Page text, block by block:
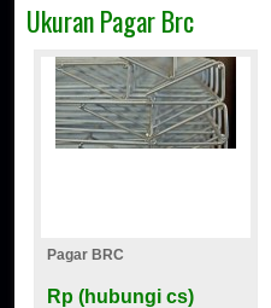
Ukuran Pagar Brc
Pagar BRC
Rp (hubungi cs)